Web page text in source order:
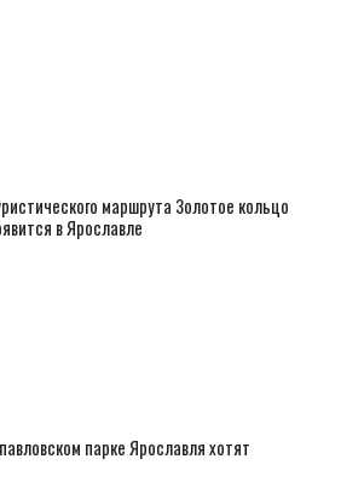
маршрута Золотое кольцо
в Ярославле
парке Ярославля хотят